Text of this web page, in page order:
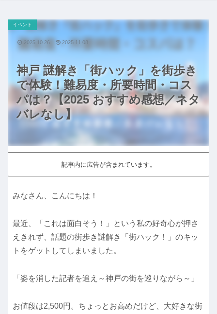
神戸 謎解き「街ハック」を街歩き
で体験！難易度・所要時間・コス
パは？【2025 おすすめ感想／ネタ
バレなし】
イベント
2025.10.26 2025.11.08
記事内に広告が含まれています。
みなさん、こんにちは！
最近、「これは面白そう！」という私の好奇心が押さ
えきれず、話題の街歩き謎解き「街ハック！」のキッ
トをゲットしてしまいました。
「姿を消した記者を追え～神戸の街を巡りながら～」
お値段は2,500円。ちょっとお高めだけど、大好きな街